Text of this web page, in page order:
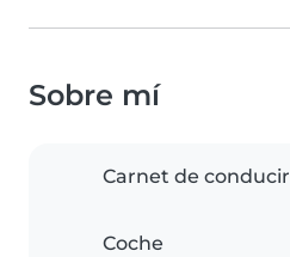
Sobre mí
Carnet de conducir
Coche